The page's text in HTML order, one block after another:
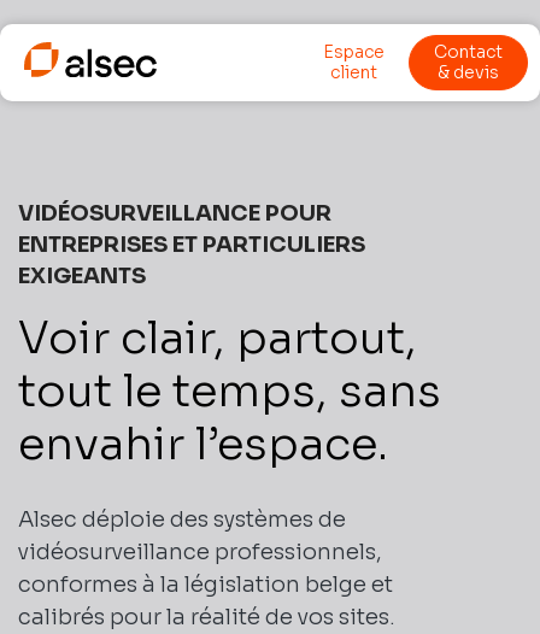
Espace
client
Contact
& devis
VIDÉOSURVEILLANCE POUR
ENTREPRISES ET PARTICULIERS
EXIGEANTS
Voir clair, partout,
tout le temps, sans
envahir l’espace.
Alsec déploie des systèmes de
vidéosurveillance professionnels,
conformes à la législation belge et
calibrés pour la réalité de vos sites.